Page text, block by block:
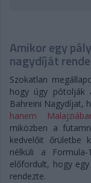
Amikor egy
nagydíját
Szokatlan
hogy úgy pótolják
Bahreini Nagydíjat,
hanem
miközben a
kedvelőit őrületbe
nélküli a
előfordult, hogy
rendezte.